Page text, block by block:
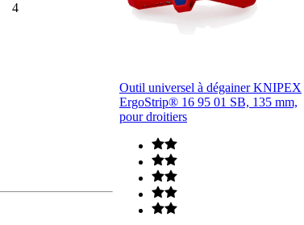
4
Outil universel à dégainer KNIPEX
ErgoStrip® 16 95 01 SB, 135 mm,
pour droitiers